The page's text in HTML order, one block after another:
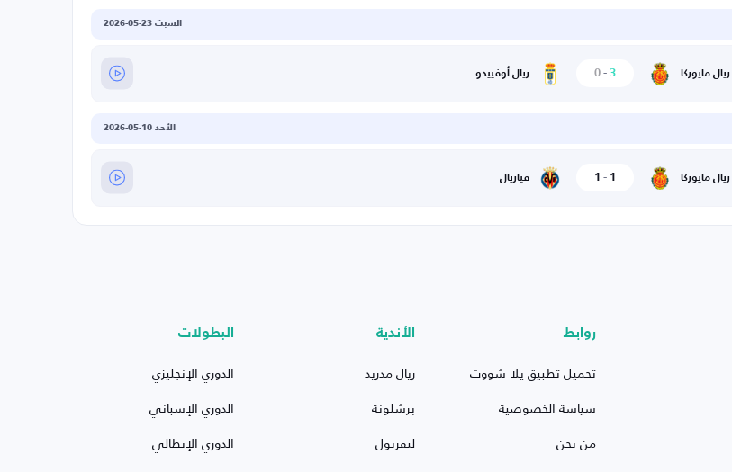
السبت 23-05-2026
ريال مايوركا 3
-
0 ريال أوفييدو
الأحد 10-05-2026
ريال مايوركا 1
-
1 فياريال
روابط
تحميل تطبيق يلا شووت
سياسة الخصوصية
من نحن
الأندية
ريال مدريد
برشلونة
ليفربول
البطولات
الدوري الإنجليزي
الدوري الإسباني
الدوري الإيطالي